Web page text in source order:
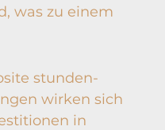
was zu einem
stunden-
wirken sich
in